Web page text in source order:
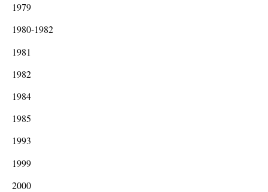
1979
1980-1982
1981
1982
1984
1985
1993
1999
2000